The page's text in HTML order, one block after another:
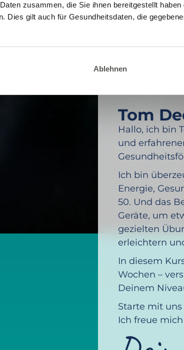
zusammen, die Sie ihnen bereitgestellt
Dies gilt auch für Gesundheitsdaten, die
Ablehnen
Tom
Hallo, ich bin
und
Ich bin
Energie,
50. Und das
Geräte, um
gezielten
erleichtern
In diesem
Wochen –
Deinem
Starte mit
Ich freue